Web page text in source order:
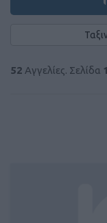
52 Αγγελίες. Σελίδα 1